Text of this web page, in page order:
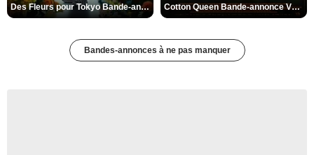
Des Fleurs pour Tokyo Bande-annonce VO STFR Cotton Queen Bande-annonce VO STFR
Bandes-annonces à ne pas manquer